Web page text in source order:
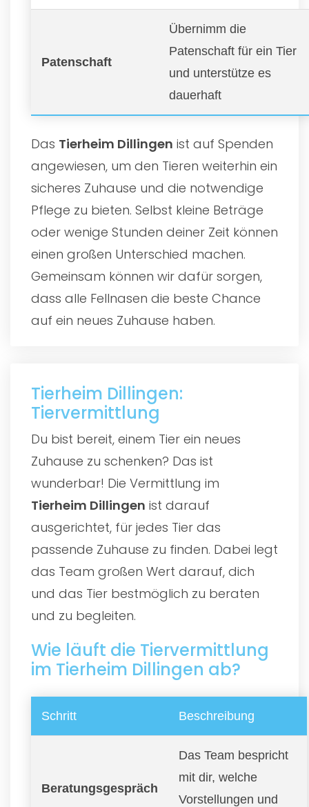
Patenschaft
Übernimm die
Patenschaft für ein Tier
und unterstütze es
dauerhaft
Das Tierheim Dillingen ist auf Spenden
angewiesen, um den Tieren weiterhin ein
sicheres Zuhause und die notwendige
Pflege zu bieten. Selbst kleine Beträge
oder wenige Stunden deiner Zeit können
einen großen Unterschied machen.
Gemeinsam können wir dafür sorgen,
dass alle Fellnasen die beste Chance
auf ein neues Zuhause haben.
Tierheim Dillingen:
Tiervermittlung
Du bist bereit, einem Tier ein neues
Zuhause zu schenken? Das ist
wunderbar! Die Vermittlung im
Tierheim Dillingen ist darauf
ausgerichtet, für jedes Tier das
passende Zuhause zu finden. Dabei legt
das Team großen Wert darauf, dich
und das Tier bestmöglich zu beraten
und zu begleiten.
Wie läuft die Tiervermittlung
im Tierheim Dillingen ab?
Schritt Beschreibung
Beratungsgespräch
Das Team bespricht
mit dir, welche
Vorstellungen und